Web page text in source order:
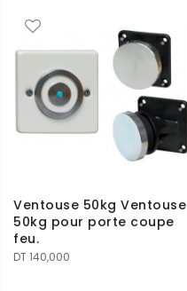
Ventouse 50kg Ventouse
50kg pour porte coupe
feu.
DT140,000